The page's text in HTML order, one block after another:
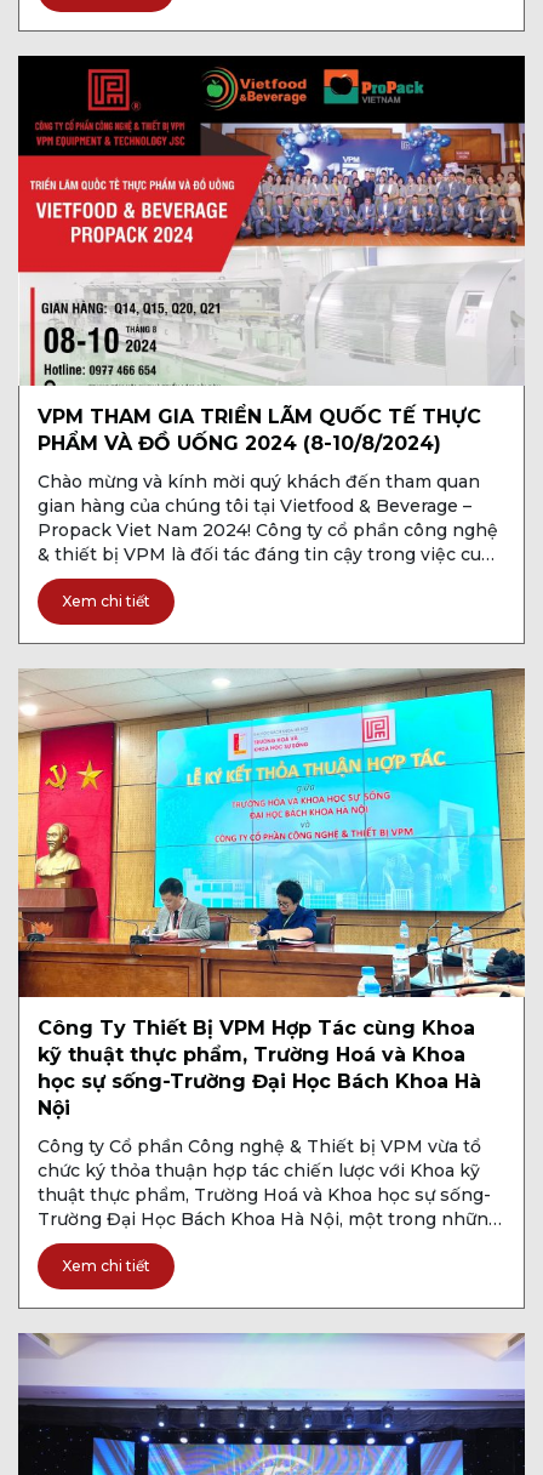
VPM THAM GIA TRIỂN LÃM QUỐC TẾ THỰC
PHẨM VÀ ĐỒ UỐNG 2024 (8-10/8/2024)
Chào mừng và kính mời quý khách đến tham quan
gian hàng của chúng tôi tại Vietfood & Beverage –
Propack Viet Nam 2024! Công ty cổ phần công nghệ
& thiết bị VPM là đối tác đáng tin cậy trong việc cung
cấp các dây chuyền thiết bị chế biến thực phẩm, với
sự […]Xem chi tiết
Công Ty Thiết Bị VPM Hợp Tác cùng Khoa
kỹ thuật thực phẩm, Trường Hoá và Khoa
học sự sống-Trường Đại Học Bách Khoa Hà
Nội
Công ty Cổ phần Công nghệ & Thiết bị VPM vừa tổ
chức ký thỏa thuận hợp tác chiến lược với Khoa kỹ
thuật thực phẩm, Trường Hoá và Khoa học sự sống-
Trường Đại Học Bách Khoa Hà Nội, một trong những
cơ sở giáo dục hàng đầu về công nghệ và kỹ thuật tại
[…]Xem chi tiết